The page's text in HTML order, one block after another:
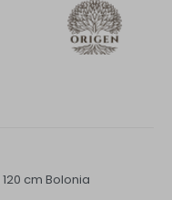
cm Bolonia